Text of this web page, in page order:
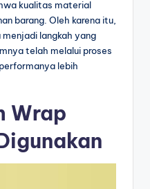
kualitas material
barang. Oleh karena itu,
langkah yang
telah melalui proses
lebih
Wrap